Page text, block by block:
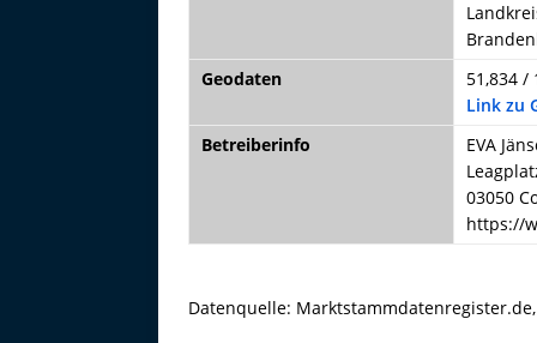
Geodaten
51,834 /
Link zu
Betreiberinfo
EVA
03050
https://
Datenquelle: